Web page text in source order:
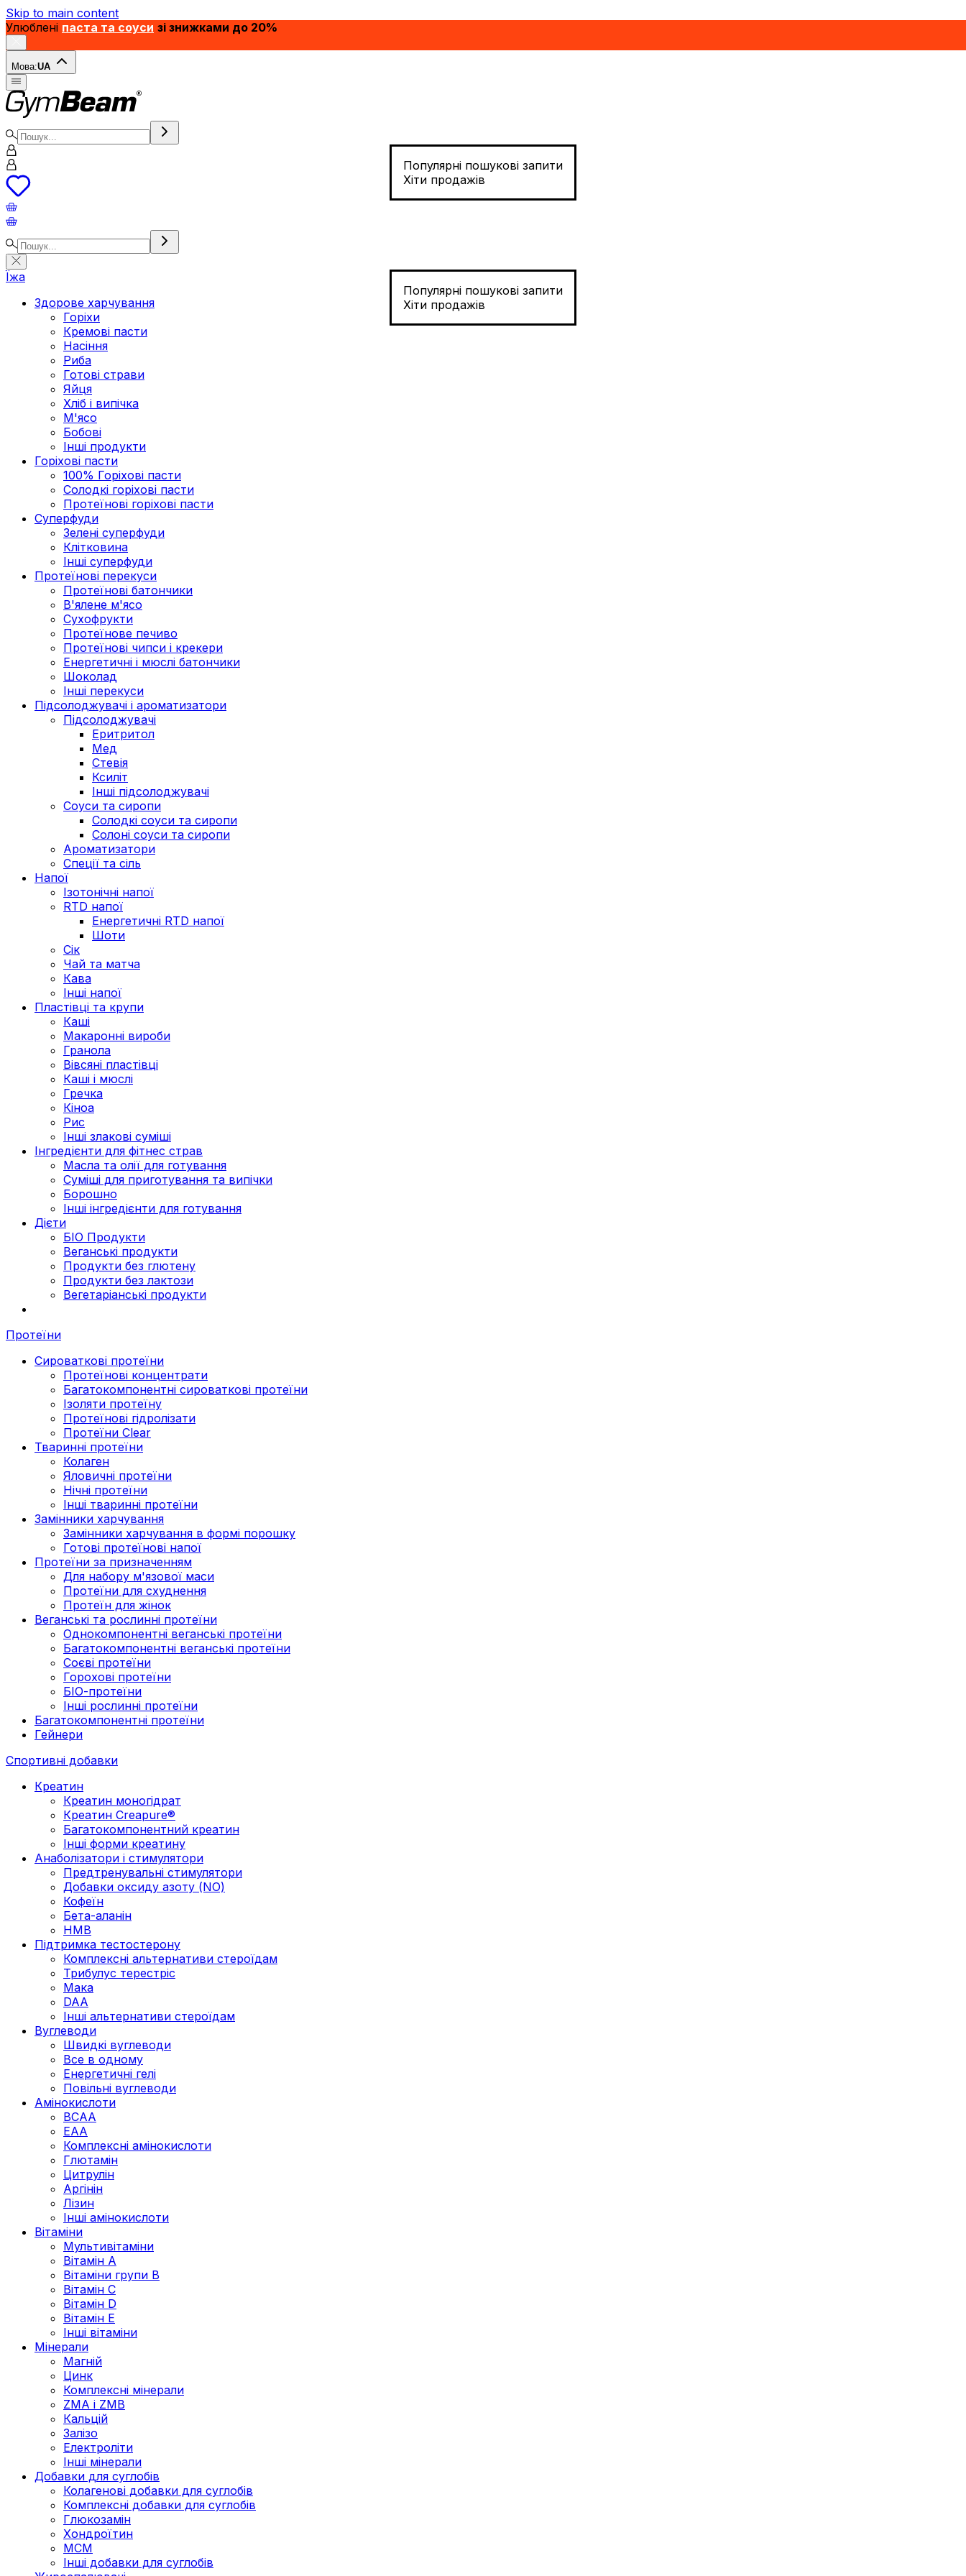
Skip to main content
Улюблені паста та соуси зі знижками до 20%
Мова:UA
Популярні пошукові запити
Хіти продажів
Популярні пошукові запити
Хіти продажів
Їжа
Здорове харчування
Горіхи
Кремові пасти
Насіння
Риба
Готові страви
Яйця
Хліб і випічка
М'ясо
Бобові
Інші продукти
Горіхові пасти
100% Горіхові пасти
Солодкі горіхові пасти
Протеїнові горіхові пасти
Суперфуди
Зелені суперфуди
Клітковина
Інші суперфуди
Протеїнові перекуси
Протеїнові батончики
В'ялене м'ясо
Сухофрукти
Протеїнове печиво
Протеїнові чипси і крекери
Енергетичні і мюслі батончики
Шоколад
Інші перекуси
Підсолоджувачі і ароматизатори
Підсолоджувачі
Еритритол
Мед
Стевія
Ксиліт
Інші підсолоджувачі
Соуси та сиропи
Солодкі соуси та сиропи
Солоні соуси та сиропи
Ароматизатори
Спеції та сіль
Напої
Ізотонічні напої
RTD напої
Енергетичні RTD напої
Шоти
Сік
Чай та матча
Кава
Інші напої
Пластівці та крупи
Каші
Макаронні вироби
Гранола
Вівсяні пластівці
Каші і мюслі
Гречка
Кіноа
Рис
Інші злакові суміші
Інгредієнти для фітнес страв
Масла та олії для готування
Суміші для приготування та випічки
Борошно
Інші інгредієнти для готування
Дієти
БІО Продукти
Веганські продукти
Продукти без глютену
Продукти без лактози
Вегетаріанські продукти
Протеїни
Сироваткові протеїни
Протеїнові концентрати
Багатокомпонентні сироваткові протеїни
Ізоляти протеїну
Протеїнові гідролізати
Протеїни Clear
Тваринні протеїни
Колаген
Яловичні протеїни
Нічні протеїни
Інші тваринні протеїни
Замінники харчування
Замінники харчування в формі порошку
Готові протеїнові напої
Протеїни за призначенням
Для набору м'язової маси
Протеїни для схуднення
Протеїн для жінок
Веганські та рослинні протеїни
Однокомпонентні веганські протеїни
Багатокомпонентні веганські протеїни
Cоєві протеїни
Горохові протеїни
БІО-протеїни
Інші рослинні протеїни
Багатокомпонентні протеїни
Гейнери
Спортивні добавки
Креатин
Креатин моногідрат
Креатин Creapure®
Багатокомпонентний креатин
Інші форми креатину
Анаболізатори і стимулятори
Предтренувальні стимулятори
Добавки оксиду азоту (NO)
Кофеїн
Бета-аланін
HMB
Підтримка тестостерону
Комплексні альтернативи стероїдам
Трибулус терестріс
Мака
DAA
Інші альтернативи стероїдам
Вуглеводи
Швидкі вуглеводи
Все в одному
Енергетичні гелі
Повільні вуглеводи
Амінокислоти
BCAA
EAA
Комплексні амінокислоти
Глютамін
Цитрулін
Аргінін
Лізин
Інші амінокислоти
Вітаміни
Мультивітаміни
Вітамін А
Вітаміни групи В
Вітамін C
Вітамін D
Вітамін Е
Інші вітаміни
Мінерали
Магній
Цинк
Комплексні мінерали
ZMA і ZMB
Кальцій
Залізо
Електроліти
Інші мінерали
Добавки для суглобів
Колагенові добавки для суглобів
Комплексні добавки для суглобів
Глюкозамін
Хондроїтин
МСМ
Інші добавки для суглобів